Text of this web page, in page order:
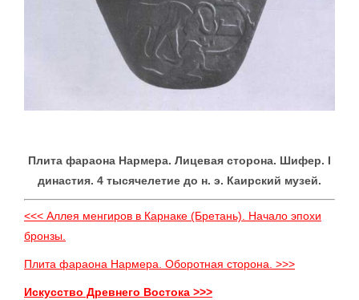
Плита фараона Нармера. Лицевая сторона. Шифер. I
династия. 4 тысячелетие до н. э. Каирский музей.
<<< Аллея менгиров в Карнаке (Бретань). Начало эпохи
бронзы.
Плита фараона Нармера. Оборотная сторона. >>>
Искусство Древнего Востока >>>